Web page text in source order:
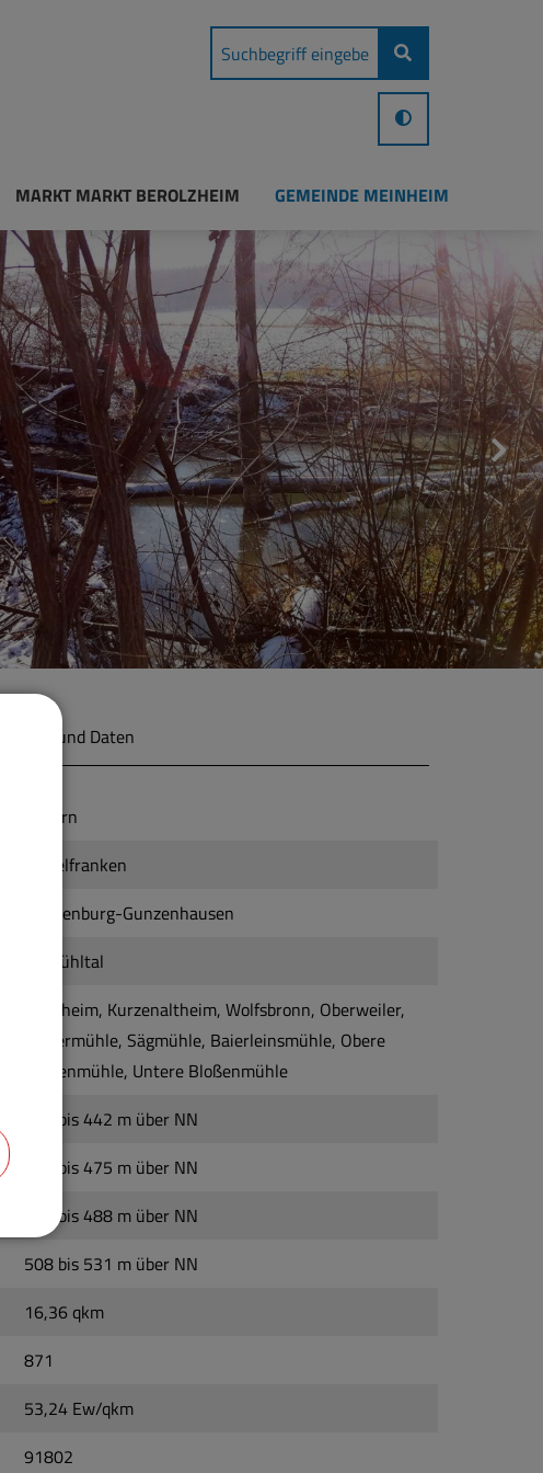
MARKT MARKT BEROLZHEIM GEMEINDE MEINHEIM
Zahlen und Daten
Bayern
Mittelfranken
Weißenburg-Gunzenhausen
Altmühltal
Meinheim, Kurzenaltheim, Wolfsbronn, Oberweiler,
Papiermühle, Sägmühle, Baierleinsmühle, Obere
Bloßenmühle, Untere Bloßenmühle
431 bis 442 m über NN
459 bis 475 m über NN
477 bis 488 m über NN
508 bis 531 m über NN
16,36 qkm
871
53,24 Ew/qkm
91802